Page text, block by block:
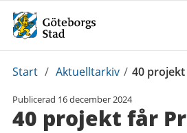
Du
här:
Start / Aktuelltarkiv / 40
Publicerad 16 december 2024
40 projekt får